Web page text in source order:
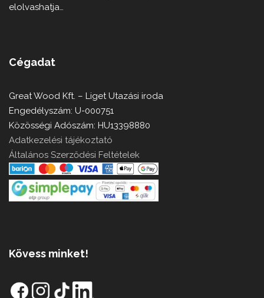
elolvashatja…
Cégadat
Great Wood Kft. – Liget Utazási iroda
Engedélyszám: U-000751
Közösségi Adószám: HU13398880
Adatkezelési tájékoztató
Általános Szerződési Feltételek
Kövess minket!